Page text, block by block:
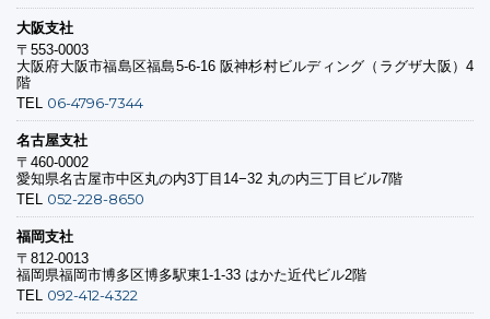
大阪支社
〒553-0003
大阪府大阪市福島区福島5-6-16 阪神杉村ビルディング（ラグザ大阪）4
階
TEL 06-4796-7344
名古屋支社
〒460-0002
愛知県名古屋市中区丸の内3丁目14−32 丸の内三丁目ビル7階
TEL 052-228-8650
福岡支社
〒812-0013
福岡県福岡市博多区博多駅東1-1-33 はかた近代ビル2階
TEL 092-412-4322